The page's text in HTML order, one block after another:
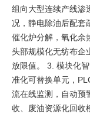
组向大型连续产线渗
况，静电除油后配套
催化炉分解，氧化余
头部规模化无纺布企
放限值。 3. 模块化
准化可替换单元，
流在线监测，自动预
收、废油资源化回收